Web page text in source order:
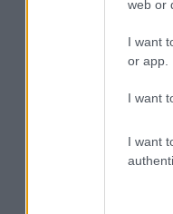
web or
I want
or app.
I want
I want